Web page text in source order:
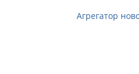
Агрегатор